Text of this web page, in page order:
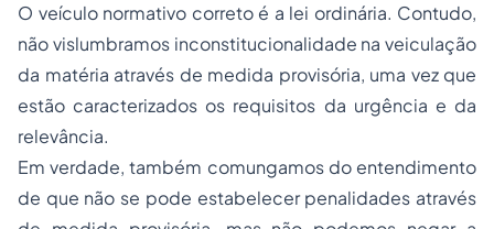
O veículo normativo correto é a lei ordinária. Contudo,
não vislumbramos inconstitucionalidade na veiculação
da matéria através de medida provisória, uma vez que
estão caracterizados os requisitos da urgência e da
relevância.
Em verdade, também comungamos do entendimento
de que não se pode estabelecer penalidades através